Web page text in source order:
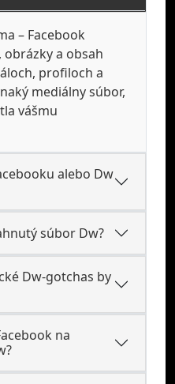
– Facebook
obrázky a obsah
profiloch a
mediálny súbor,
vášmu
alebo Dw
súbor Dw?
Dw-gotchas by
na